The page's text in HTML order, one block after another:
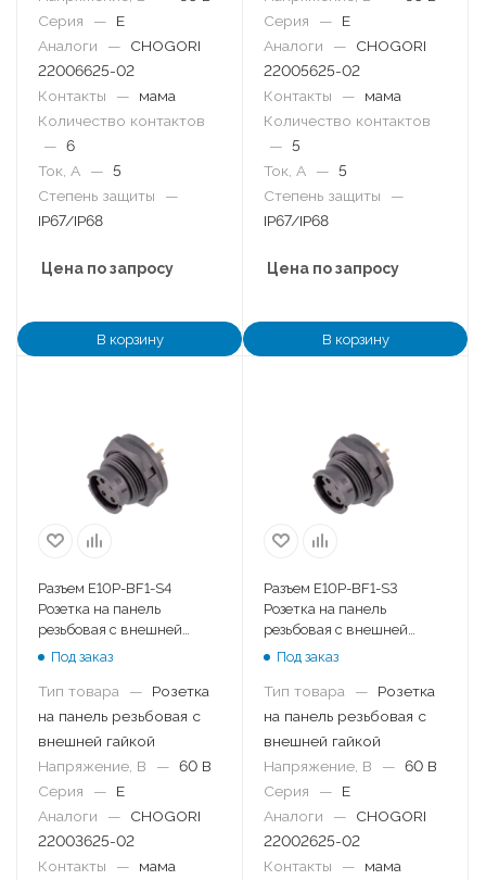
Серия
—
E
Аналоги
—
CHOGORI
22006625-02
Контакты
—
мама
Количество контактов
— 6
Ток, А
— 5
Степень защиты
—
IP67/IP68
Цена по запросу
В корзину
Серия
—
E
Аналоги
—
CHOGORI
22005625-02
Контакты
—
мама
Количество контактов
— 5
Ток, А
— 5
Степень защиты
—
IP67/IP68
Цена по запросу
В корзину
Разъем E10P-BF1-S4
Розетка на панель
резьбовая с внешней
гайкой
Под заказ
Тип товара —
Розетка
на панель резьбовая с
внешней гайкой
Напряжение, В
— 60 В
Серия
—
E
Аналоги
—
CHOGORI
22003625-02
Контакты
—
мама
Разъем E10P-BF1-S3
Розетка на панель
резьбовая с внешней
гайкой
Под заказ
Тип товара —
Розетка
на панель резьбовая с
внешней гайкой
Напряжение, В
— 60 В
Серия
—
E
Аналоги
—
CHOGORI
22002625-02
Контакты
—
мама